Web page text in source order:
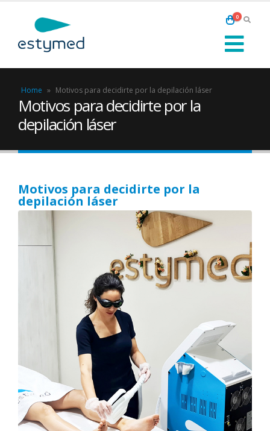
0
Home » Motivos para decidirte por la depilación láser
Motivos para decidirte por la
depilación láser
Motivos para decidirte por la
depilación láser